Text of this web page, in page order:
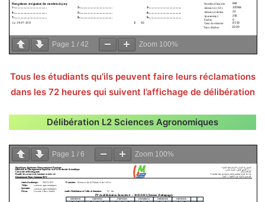
Page 1 / 42 Zoom 100%
Tous les étudiants qu’ils peuvent faire leurs réclamations
dans les 72 heures qui suivent l’affichage de délibération
Délibération L2 Sciences Agronomiques
Page 1 / 6 Zoom 100%